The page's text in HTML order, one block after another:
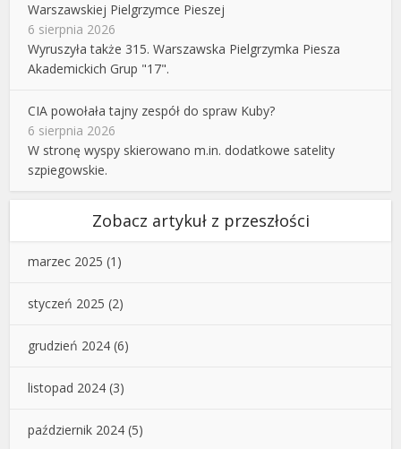
Warszawskiej Pielgrzymce Pieszej
6 sierpnia 2026
Wyruszyła także 315. Warszawska Pielgrzymka Piesza
Akademickich Grup "17".
CIA powołała tajny zespół do spraw Kuby?
6 sierpnia 2026
W stronę wyspy skierowano m.in. dodatkowe satelity
szpiegowskie.
Zobacz artykuł z przeszłości
marzec 2025 (1)
styczeń 2025 (2)
grudzień 2024 (6)
listopad 2024 (3)
październik 2024 (5)